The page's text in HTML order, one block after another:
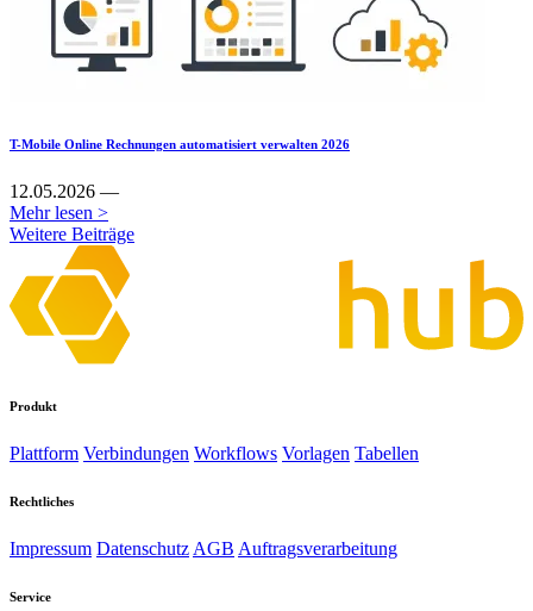
T-Mobile Online Rechnungen automatisiert verwalten 2026
12.05.2026 —
Mehr lesen >
Weitere Beiträge
Produkt
Plattform Verbindungen Workflows Vorlagen Tabellen
Rechtliches
Impressum Datenschutz AGB Auftragsverarbeitung
Service